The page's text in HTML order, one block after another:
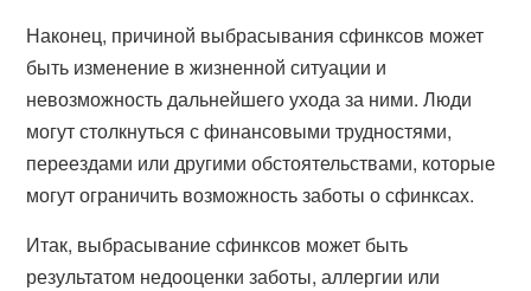
Наконец, причиной выбрасывания сфинксов может
быть изменение в жизненной ситуации и
невозможность дальнейшего ухода за ними. Люди
могут столкнуться с финансовыми трудностями,
переездами или другими обстоятельствами, которые
могут ограничить возможность заботы о сфинксах.
Итак, выбрасывание сфинксов может быть
результатом недооценки заботы, аллергии или